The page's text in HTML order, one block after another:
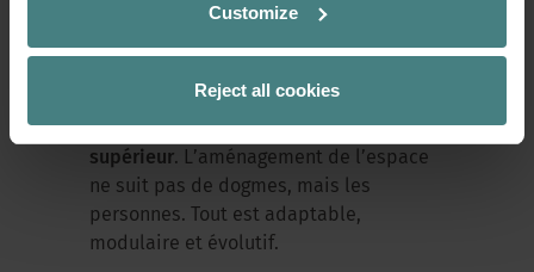
Customize
Reject all cookies
Qu’il s’agisse de zones lounge ou de
d’espaces d’atelier flexibles, le HUB fait
passer leNew Work au niveau
supérieur. L’aménagement de l’espace
ne suit pas de dogmes, mais les
personnes. Tout est adaptable,
modulaire et évolutif.